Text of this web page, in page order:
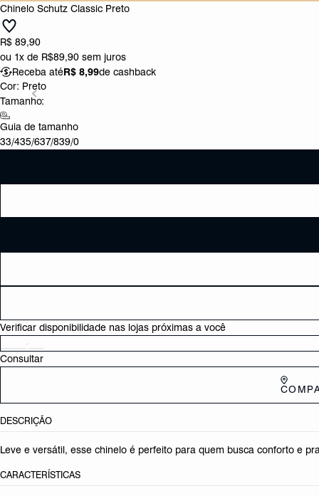
Chinelo Schutz Classic Preto
R$ 89,90
ou 1x de R$89,90 sem juros
Receba atéR$ 8,99de cashback
Cor: Preto
Tamanho:
Guia de tamanho
33/435/637/839/0
Verificar disponibilidade nas lojas próximas a você
Consultar
DESCRIÇÃO
Leve e versátil, esse chinelo é perfeito para quem busca conforto e
CARACTERÍSTICAS